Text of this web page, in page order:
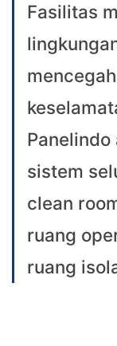
Fasilitas
sistem
clean
ruang
ruang